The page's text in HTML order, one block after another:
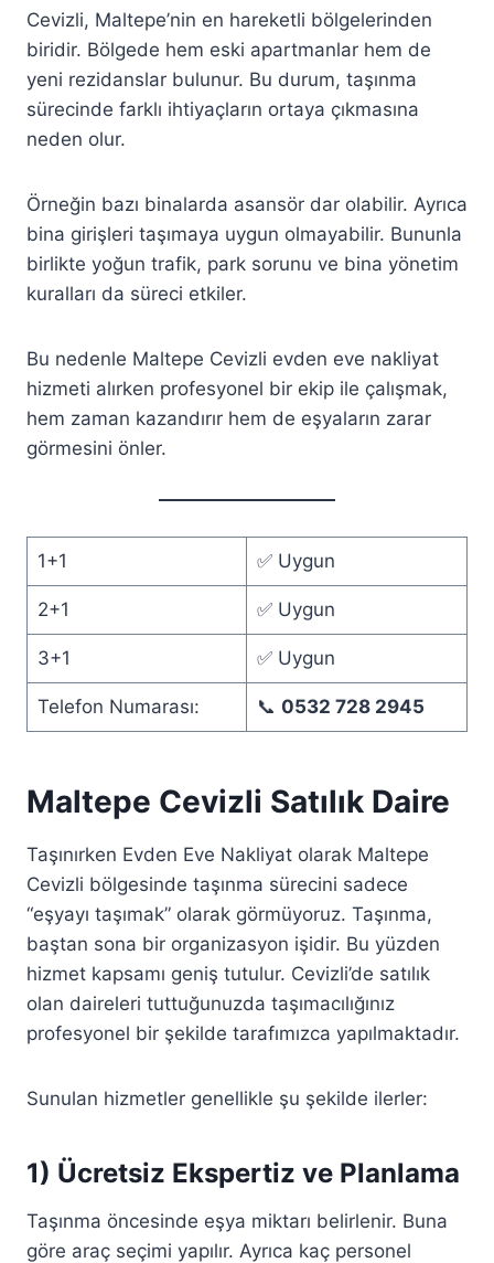
Cevizli, Maltepe’nin en hareketli bölgelerinden
biridir. Bölgede hem eski apartmanlar hem de
yeni rezidanslar bulunur. Bu durum, taşınma
sürecinde farklı ihtiyaçların ortaya çıkmasına
neden olur.
Örneğin bazı binalarda asansör dar olabilir. Ayrıca
bina girişleri taşımaya uygun olmayabilir. Bununla
birlikte yoğun trafik, park sorunu ve bina yönetim
kuralları da süreci etkiler.
Bu nedenle Maltepe Cevizli evden eve nakliyat
hizmeti alırken profesyonel bir ekip ile çalışmak,
hem zaman kazandırır hem de eşyaların zarar
görmesini önler.
1+1 ✅ Uygun
2+1 ✅ Uygun
3+1 ✅ Uygun
Telefon Numarası: 📞 0532 728 2945
Maltepe Cevizli Satılık Daire
Taşınırken Evden Eve Nakliyat olarak Maltepe
Cevizli bölgesinde taşınma sürecini sadece
“eşyayı taşımak” olarak görmüyoruz. Taşınma,
baştan sona bir organizasyon işidir. Bu yüzden
hizmet kapsamı geniş tutulur. Cevizli’de satılık
olan daireleri tuttuğunuzda taşımacılığınız
profesyonel bir şekilde tarafımızca yapılmaktadır.
Sunulan hizmetler genellikle şu şekilde ilerler:
1) Ücretsiz Ekspertiz ve Planlama
Taşınma öncesinde eşya miktarı belirlenir. Buna
göre araç seçimi yapılır. Ayrıca kaç personel